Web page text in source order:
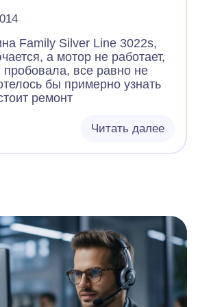
Family Silver Line 3022s,
а мотор не работает,
все равно не
бы примерно узнать
ремонт
Читать далее